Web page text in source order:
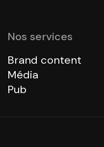
Nos services
Brand content
Média
Pub